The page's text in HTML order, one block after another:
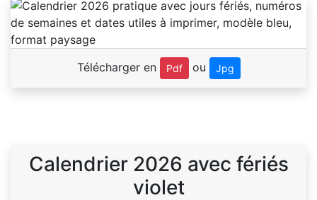
Télécharger en Pdf ou Jpg
Calendrier 2026 avec fériés
violet